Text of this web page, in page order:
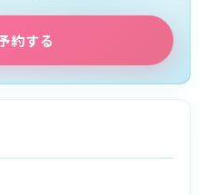
約する